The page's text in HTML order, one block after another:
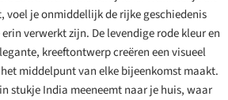
voel je onmiddellijk de rijke geschiedenis
verwerkt zijn. De levendige rode kleur en
kreeftontwerp creëren een visueel
middelpunt van elke bijeenkomst maakt.
stukje India meeneemt naar je huis, waar